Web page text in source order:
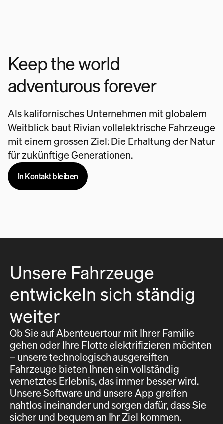
Keep the world
adventurous forever
Als kalifornisches Unternehmen mit globalem
Weitblick baut Rivian vollelektrische Fahrzeuge
mit einem grossen Ziel: Die Erhaltung der Natur
für zukünftige Generationen.
In Kontakt bleiben
Unsere Fahrzeuge
entwickeln sich ständig
weiter
Ob Sie auf Abenteuertour mit Ihrer Familie
gehen oder Ihre Flotte elektrifizieren möchten
– unsere technologisch ausgereiften
Fahrzeuge bieten Ihnen ein vollständig
vernetztes Erlebnis, das immer besser wird.
Unsere Software und unsere App greifen
nahtlos ineinander und sorgen dafür, dass Sie
sicher und bequem an Ihr Ziel kommen.